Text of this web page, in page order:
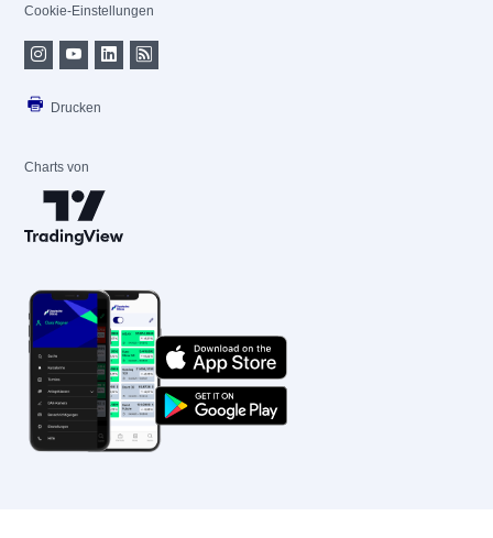
Cookie-Einstellungen
Drucken
Charts von